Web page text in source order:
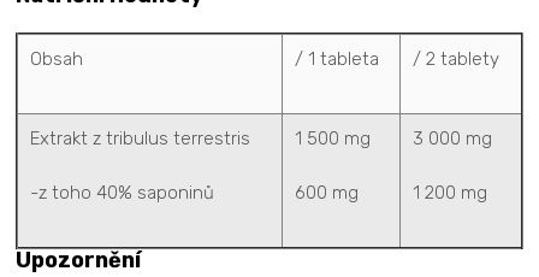
Obsah / 1 tableta / 2 tablety
Extrakt z tribulus terrestris
-z toho 40% saponinů
1 500 mg
600 mg
3 000 mg
1 200 mg
Upozornění